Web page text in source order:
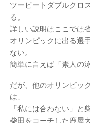
ツービートダブルクロ
る。
詳しい説明はここでは省
オリンピックに出る選
ない。
簡単に言えば「素人の
だが、他のオリンピッ
は、
「私には合わない」と
柴田をコーチした鹿屋